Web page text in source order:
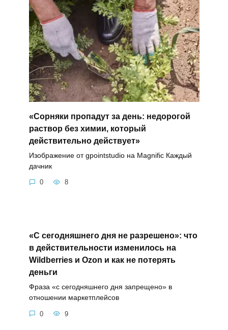
«Сорняки пропадут за день: недорогой
раствор без химии, который
действительно действует»
Изображение от gpointstudio на Magnific Каждый
дачник
0 8
«С сегодняшнего дня не разрешено»: что
в действительности изменилось на
Wildberries и Ozon и как не потерять
деньги
Фраза «с сегодняшнего дня запрещено» в
отношении маркетплейсов
0 9